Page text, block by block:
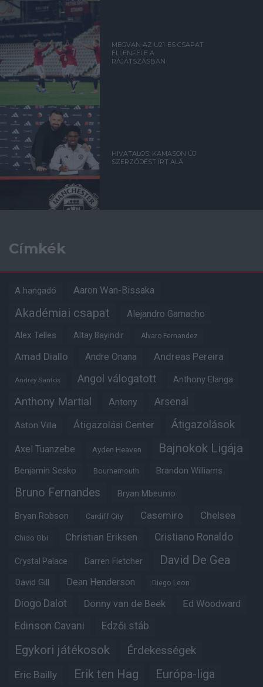
MEGVAN AZ U21-ES CSAPAT
ELLENFELE A
RÁJÁTSZÁSBAN
HIVATALOS: KAMASON ÚJ
SZERZŐDÉST ÍRT ALÁ
Címkék
A hangadó Aaron Wan-Bissaka
Akadémiai csapat Alejandro Garnacho
Alex Telles Altay Bayindir Alvaro Fernandez
Amad Diallo Andre Onana Andreas Pereira
Andrey Santos Angol válogatott Anthony Elanga
Anthony Martial Antony Arsenal
Aston Villa Átigazolási Center Átigazolások
Axel Tuanzebe Ayden Heaven Bajnokok Ligája
Benjamin Sesko Bournemouth Brandon Williams
Bruno Fernandes Bryan Mbeumo
Bryan Robson Cardiff City Casemiro Chelsea
Chido Obi Christian Eriksen Cristiano Ronaldo
Crystal Palace Darren Fletcher David De Gea
David Gill Dean Henderson Diego Leon
Diogo Dalot Donny van de Beek Ed Woodward
Edinson Cavani Edzői stáb
Egykori játékosok Érdekességek
Eric Bailly Erik ten Hag Európa-liga